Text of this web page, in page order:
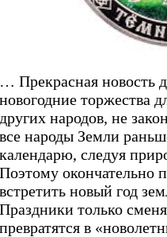
… Прекрасная новость
новогодние торжества
других народов, не
все народы Земли
календарю, следуя
Поэтому окончательно
встретить новый год
Праздники только
превратятся в